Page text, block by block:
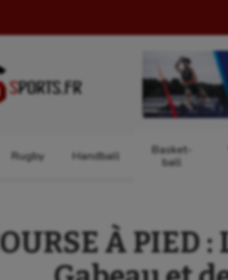
Rugby Handball
Basket-
ball
À PIED